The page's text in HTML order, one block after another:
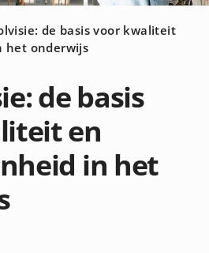
de basis voor kwaliteit
het onderwijs
de basis
en
in het